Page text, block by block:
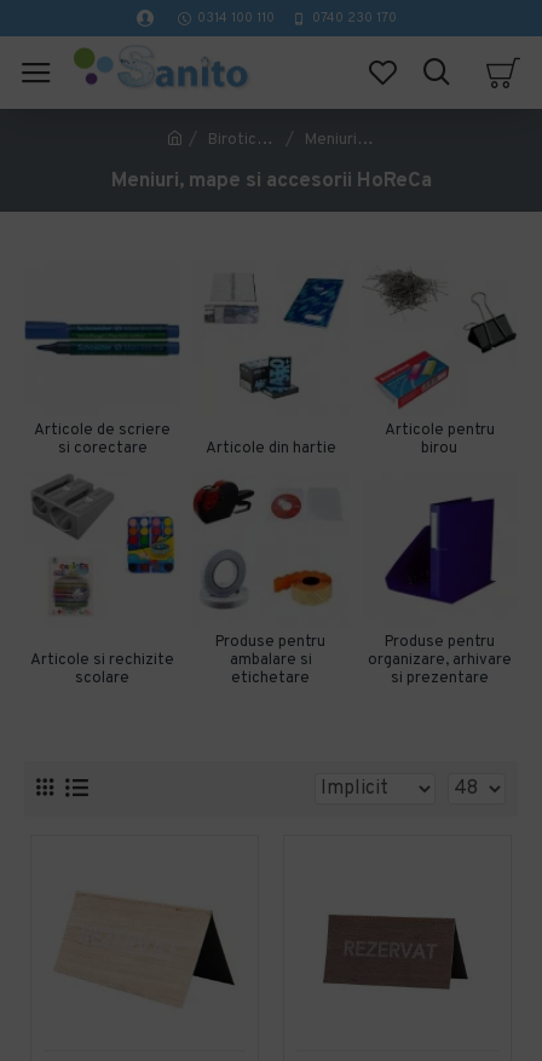
0314 100 110 0740 230 170
Birotica si papetarie Meniuri, mape si accesorii HoReCa
Meniuri, mape si accesorii HoReCa
Articole de scriere
si corectare
Articole din hartie
Articole pentru
birou
Articole si rechizite
scolare
Produse pentru
ambalare si
etichetare
Produse pentru
organizare, arhivare
si prezentare